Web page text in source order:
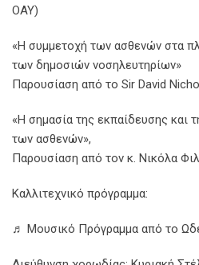
ΟΑΥ)
«Η συμμετοχή των ασθενών στα
των δημοσιών νοσηλευτηρίων»
Παρουσίαση από το Sir David
«Η σημασία της εκπαίδευσης
των ασθενών»,
Παρουσίαση από τον κ. Νικόλα
Καλλιτεχνικό πρόγραμμα:
♬ Μουσικό Πρόγραμμα από το